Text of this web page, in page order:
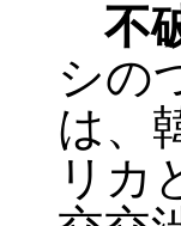
不
シの
は、
リカ